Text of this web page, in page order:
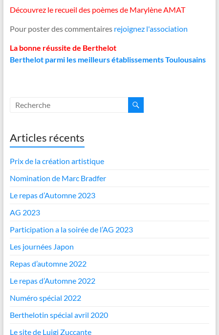
Découvrez le recueil des poèmes de Marylène AMAT
Pour poster des commentaires rejoignez l'association
La bonne réussite de Berthelot
Berthelot parmi les meilleurs établissements Toulousains
Articles récents
Prix de la création artistique
Nomination de Marc Bradfer
Le repas d’Automne 2023
AG 2023
Participation a la soirée de l’AG 2023
Les journées Japon
Repas d’automne 2022
Le repas d’Automne 2022
Numéro spécial 2022
Berthelotin spécial avril 2020
Le site de Luigi Zuccante